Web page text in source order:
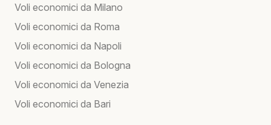
Voli economici da Milano
Voli economici da Roma
Voli economici da Napoli
Voli economici da Bologna
Voli economici da Venezia
Voli economici da Bari